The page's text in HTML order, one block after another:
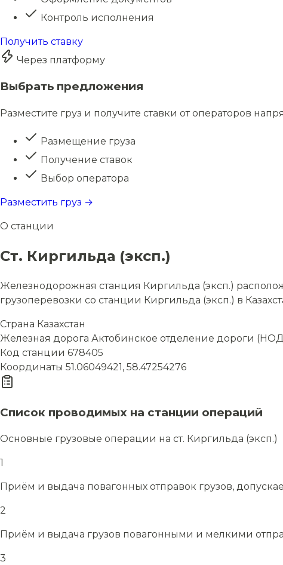
Контроль исполнения
Получить ставку
Через платформу
Выбрать предложения
Разместите груз и получите ставки от операторов
Размещение груза
Получение ставок
Выбор оператора
Разместить груз →
О станции
Ст. Киргильда (эксп.)
Железнодорожная станция Киргильда (эксп.)
грузоперевозки со станции Киргильда (эксп.) в
Страна Казахстан
Железная дорога Актобинское отделение дороги
Код станции 678405
Координаты 51.06049421, 58.47254276
Список проводимых на станции операций
Основные грузовые операции на ст. Киргильда (эксп.)
1
Приём и выдача повагонных отправок грузов,
2
Приём и выдача грузов повагонными и мелкими
3